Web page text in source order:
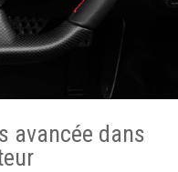
avancée dans